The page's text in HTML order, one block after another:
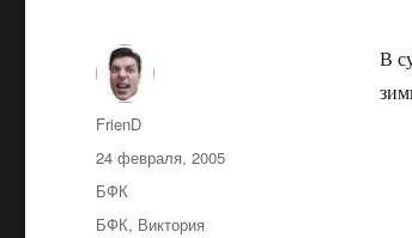
В
Автор
FrienD
Опубликовано
24 февраля, 2005
Рубрики
БФК
Метки
БФК, Виктория